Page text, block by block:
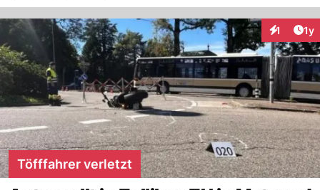
1 1y
Töfffahrer verletzt